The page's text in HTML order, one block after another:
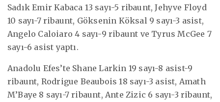
Sadık Emir Kabaca 13 sayı-5 ribaunt, Jehyve Floyd
10 sayı-7 ribaunt, Göksenin Köksal 9 sayı-3 asist,
Angelo Caloiaro 4 sayı-9 ribaunt ve Tyrus McGee 7
sayı-6 asist yaptı.
Anadolu Efes’te Shane Larkin 19 sayı-8 asist-9
ribaunt, Rodrigue Beaubois 18 sayı-3 asist, Amath
M’Baye 8 sayı-7 ribaunt, Ante Zizic 6 sayı-3 ribaunt,